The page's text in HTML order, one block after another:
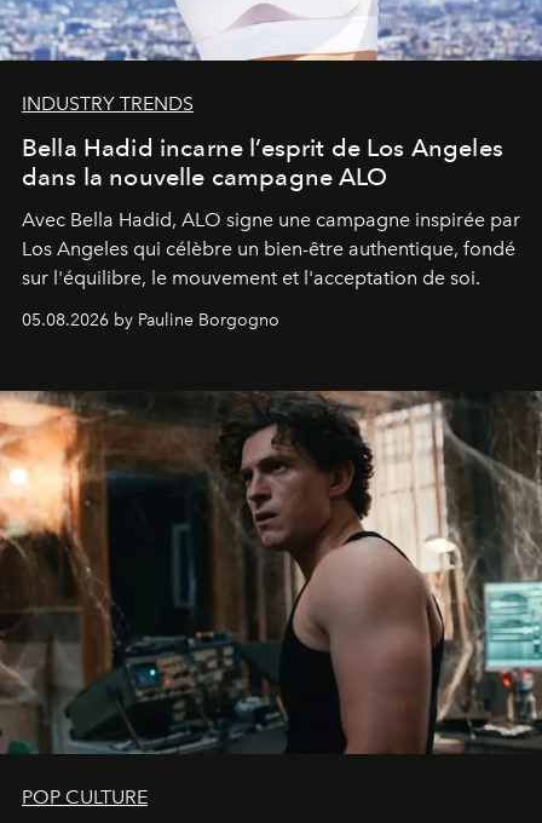
INDUSTRY TRENDS
Bella Hadid incarne l’esprit de Los Angeles
dans la nouvelle campagne ALO
Avec Bella Hadid, ALO signe une campagne inspirée par
Los Angeles qui célèbre un bien-être authentique, fondé
sur l'équilibre, le mouvement et l'acceptation de soi.
05.08.2026 by Pauline Borgogno
POP CULTURE